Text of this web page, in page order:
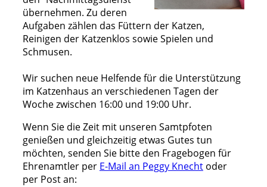
übernehmen. Zu deren
Aufgaben zählen das Füttern der Katzen,
Reinigen der Katzenklos sowie Spielen und
Schmusen.
Wir suchen neue Helfende für die Unterstützung
im Katzenhaus an verschiedenen Tagen der
Woche zwischen 16:00 und 19:00 Uhr.
Wenn Sie die Zeit mit unseren Samtpfoten
genießen und gleichzeitig etwas Gutes tun
möchten, senden Sie bitte den Fragebogen für
Ehrenamtler per E-Mail an Peggy Knechtoder
per Post an: